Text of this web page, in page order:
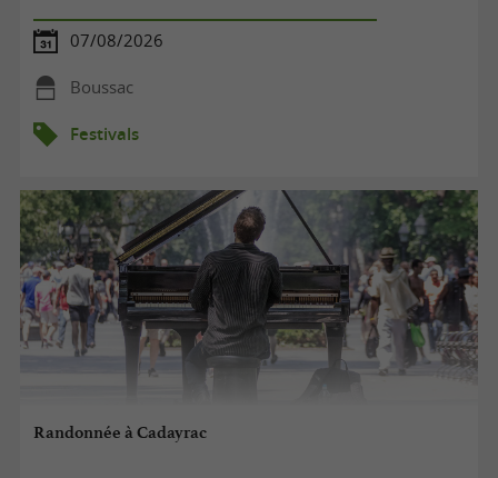
07/08/2026
Boussac
Festivals
Randonnée à Cadayrac